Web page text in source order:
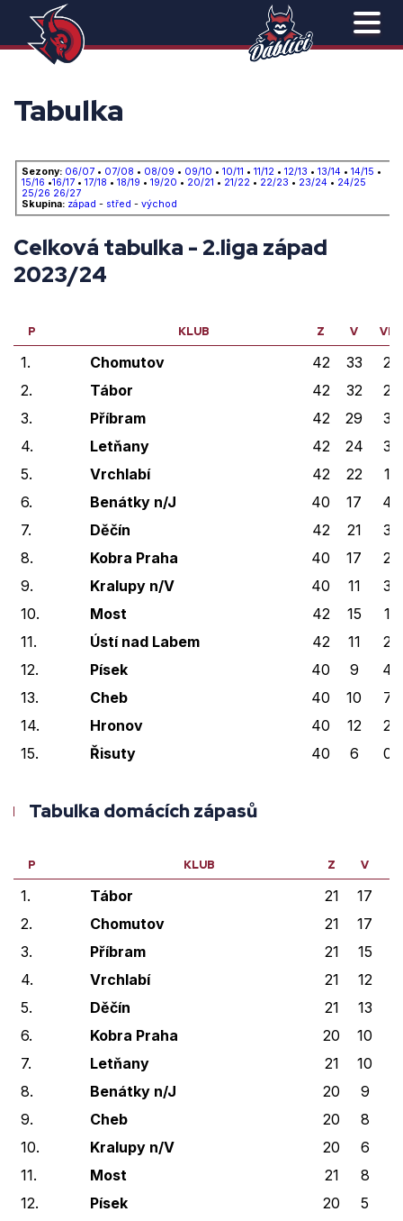
Tabulka
Sezony: 06/07 • 07/08 • 08/09 • 09/10 • 10/11 • 11/12 • 12/13 • 13/14 • 14/15 •
15/16 •16/17 • 17/18 • 18/19 • 19/20 • 20/21 • 21/22 • 22/23 • 23/24 • 24/25
25/26 26/27
Skupina: západ - střed - východ
Celková tabulka - 2.liga západ
2023/24
P KLUB Z V VP
1. Chomutov 42 33
2
2.
Tábor 42 32
2
3.
Příbram 42 29
3
4.
Letňany 42 24
3
5.
Vrchlabí 42 22
1
6.
Benátky n/J 40 17
4
7.
Děčín 42 21
3
8.
Kobra Praha 40 17
2
9.
Kralupy n/V 40 11
3
10.
Most 42 15
1
11.
Ústí nad Labem 42 11
2
12.
Písek 40 9
4
13.
Cheb 40 10
7
14.
Hronov 40 12
2
15.
Řisuty 40 6 0
Tabulka domácích zápasů
P KLUB Z V
1. Tábor 21 17
2.
Chomutov 21 17
3.
Příbram 21 15
4.
Vrchlabí 21 12
5.
Děčín 21 13
6.
Kobra Praha 20 10
7.
Letňany 21 10
8.
Benátky n/J 20 9
9.
Cheb 20 8
10.
Kralupy n/V 20 6
11.
Most 21 8
12.
Písek 20 5